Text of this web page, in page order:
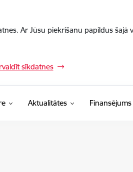
Ar Jūsu piekrišanu papildus
sīkdatnes
Aktualitātes Finansējums